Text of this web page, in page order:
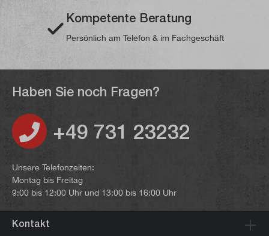
Kompetente Beratung
Persönlich am Telefon & im Fachgeschäft
Haben Sie noch Fragen?
+49 731 23232
Unsere Telefonzeiten:
Montag bis Freitag
9:00 bis 12:00 Uhr und 13:00 bis 16:00 Uhr
Kontakt